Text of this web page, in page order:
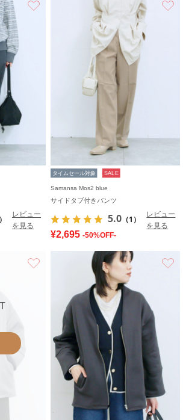
レビュー
を見る
タイムセール対象 SALE
Samansa Mos2 blue
サイドタブ付きパンツ
5.0 （1）
レビュー
を見る
¥2,695 -50%OFF-